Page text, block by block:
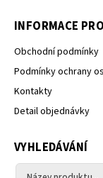
INFORMACE
Obchodní podmínky
Podmínky ochrany
Kontakty
Detail objednávky
VYHLEDÁVÁNÍ